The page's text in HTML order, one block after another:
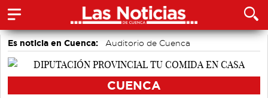
Es noticia en Cuenca: Auditorio de Cuenca
CUENCA